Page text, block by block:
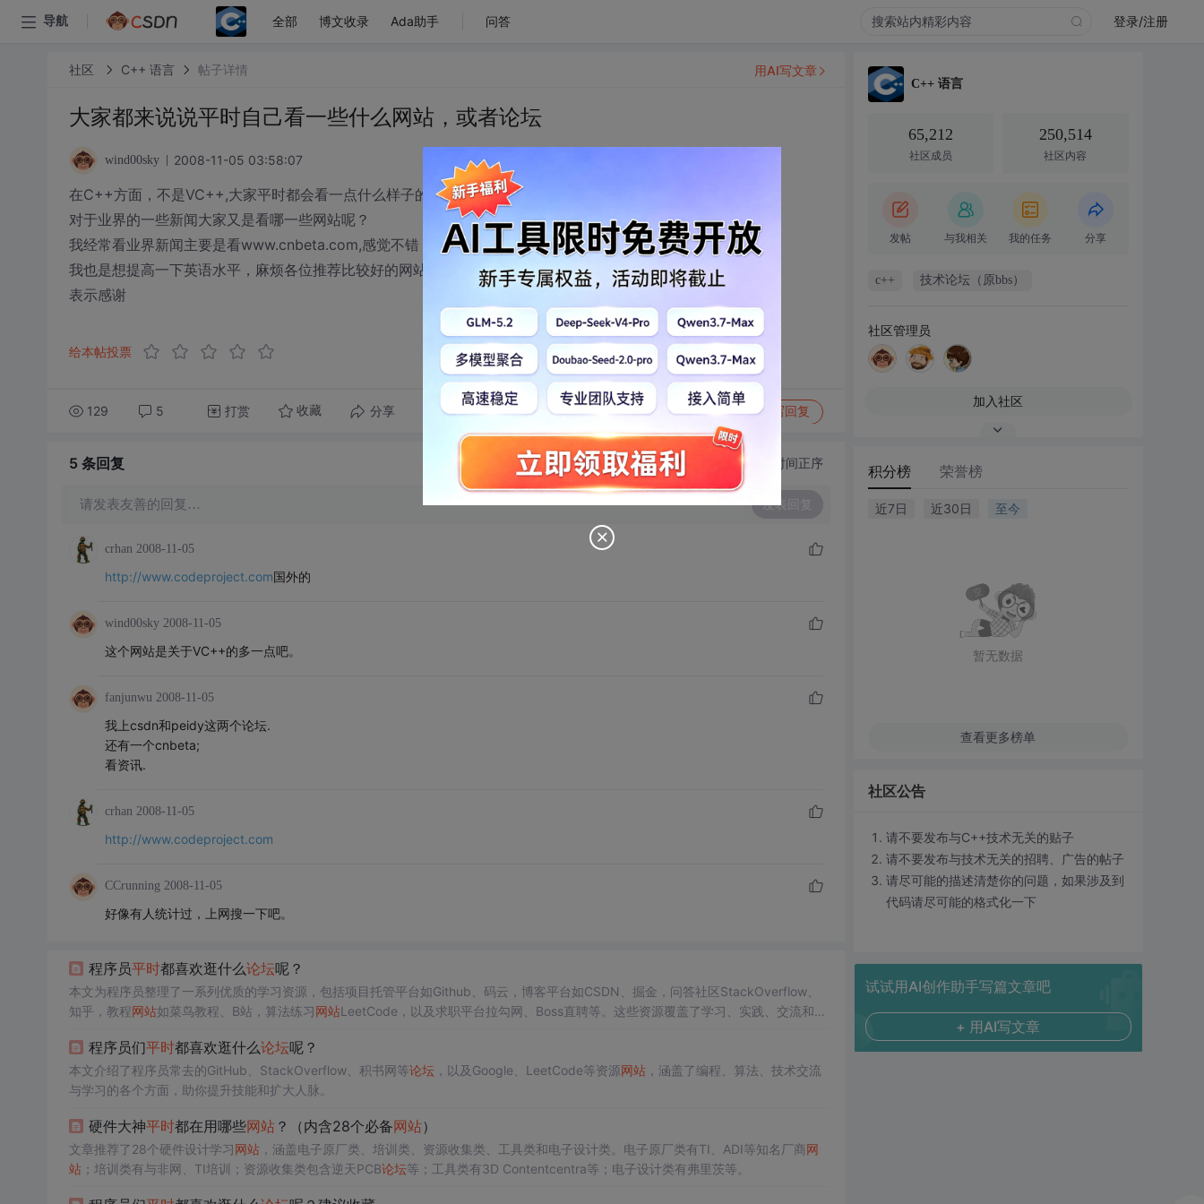
导航 全部 博文收录 Ada助手 问答 登录/注册
社区 C++ 语言 帖子详情
大家都来说说平时自己看一些什么网站，或者论坛
wind00sky 2008-11-05 03:58:07
在C++方面，不是VC++,大家平时都会看一点什么样子的论坛呢?
对于业界的一些新闻大家又是看哪一些网站呢？
我经常看业界新闻主要是看www.cnbeta.com,感觉不错，更新比较快。
我也是想提高一下英语水平，麻烦各位推荐比较好的网站的时候，国外一些C++比较好的网站也推荐一下。
表示感谢
给本帖投票
129 5 打赏 收藏 分享 转发到动态 举报 写回复
用AI写文章
5 条回复 切换为时间正序
请发表友善的回复… 发表回复
crhan 2008-11-05
http://www.codeproject.com国外的
wind00sky 2008-11-05
这个网站是关于VC++的多一点吧。
fanjunwu 2008-11-05
我上csdn和peidy这两个论坛.
还有一个cnbeta;
看资讯.
crhan 2008-11-05
http://www.codeproject.com
CCrunning 2008-11-05
好像有人统计过，上网搜一下吧。
程序员平时都喜欢逛什么论坛呢？
本文为程序员整理了一系列优质的学习资源，包括项目托管平台如Github、码云，博客平台如CSDN、掘金，问答社区StackOverflow、
知乎，教程网站如菜鸟教程、B站，算法练习网站LeetCode，以及求职平台拉勾网、Boss直聘等。这些资源覆盖了学习、实践、交流和求
程序员们平时都喜欢逛什么论坛呢？
本文介绍了程序员常去的GitHub、StackOverflow、积书网等论坛，以及Google、LeetCode等资源网站，涵盖了编程、算法、技术交流
与学习的各个方面，助你提升技能和扩大人脉。
硬件大神平时都在用哪些网站？（内含28个必备网站）
文章推荐了28个硬件设计学习网站，涵盖电子原厂类、培训类、资源收集类、工具类和电子设计类。电子原厂类有TI、ADI等知名厂商网
站；培训类有与非网、TI培训；资源收集类包含逆天PCB论坛等；工具类有3D Contentcentra等；电子设计类有弗里茨等。
C++ 语言
65,212
社区成员
250,514
社区内容
发帖 与我相关 我的任务 分享
c++ 技术论坛（原bbs）
社区管理员
加入社区
积分榜 荣誉榜
近7日 近30日 至今
暂无数据
查看更多榜单
社区公告
请不要发布与C++技术无关的贴子
请不要发布与技术无关的招聘、广告的帖子
请尽可能的描述清楚你的问题，如果涉及到
代码请尽可能的格式化一下
试试用AI创作助手写篇文章吧
+ 用AI写文章